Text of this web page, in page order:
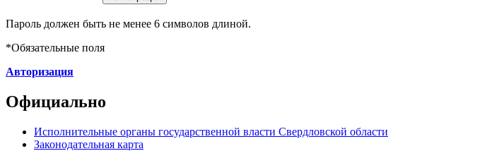
Пароль должен быть не менее 6 символов длиной.
*Обязательные поля
Авторизация
Официально
Исполнительные органы государственной власти Свердловской области
Законодательная карта